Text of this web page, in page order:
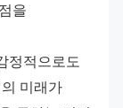
을
정적으로도
미래가